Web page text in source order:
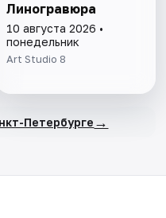
Линогравюра
10 августа 2026 •
понедельник
Art Studio 8
Петербурге →